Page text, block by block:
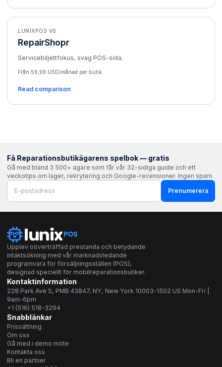
LUNIXPOS VS
RepairShopr
Servicebiljettfokus, svag POS-sida.
Från 59,99 USD/månad per butik
Read comparison
Få Reparationsbutikägarens spelbok — gratis
Gå med bland 3 500+ ägare som får vår 32-sidiga guide och ett
veckotips om lager, rekrytering och Google-recensioner. Ingen spam.
Prenumerera
Upplev oöverträffad prestanda och betydande
intäktsökning med vår marknadsledande
programvara för försäljningsställen (POS),
designad speciellt för mobilreparationsbutiker.
Kontaktinformation
228 Park Ave S, PMB 43847, NY, New York 10003-1502 US Mon-Fri |
9am-6pm
+1 (516) 518-3294
Snabblänkar
Prissättning
Om oss
Gå med i demo möte
Kontakta oss
Bli en partner